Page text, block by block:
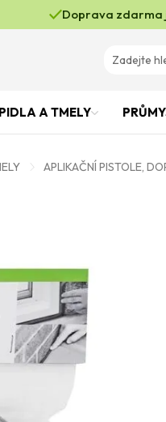
Doprava zdarma
A TMELY
APLIKAČNÍ PISTOLE,